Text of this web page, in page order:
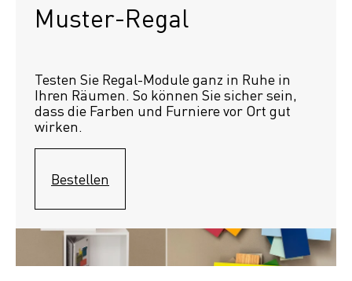
Muster-Regal
Testen Sie Regal-Module ganz in Ruhe in
Ihren Räumen. So können Sie sicher sein,
dass die Farben und Furniere vor Ort gut
wirken.
Bestellen